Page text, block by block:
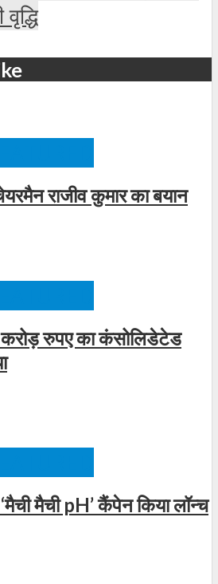
राजीव कुमार का बयान
रुपए का कंसोलिडेटेड
मैची pH’ कैंपेन किया लॉन्च